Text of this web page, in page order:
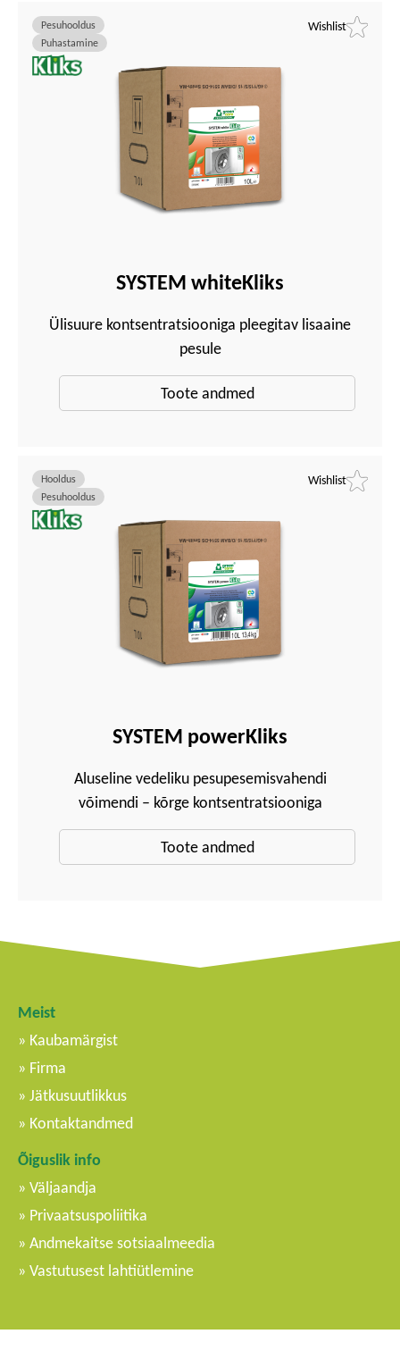
Wishlist
SYSTEM whiteKliks
Ülisuure kontsentratsiooniga pleegitav lisaaine
pesule
Pesuhooldus
Puhastamine
Toote andmed
Wishlist
SYSTEM powerKliks
Aluseline vedeliku pesupesemisvahendi
võimendi – kõrge kontsentratsiooniga
Hooldus
Pesuhooldus
Toote andmed
Meist
Kaubamärgist
Firma
Jätkusuutlikkus
Kontaktandmed
Õiguslik info
Väljaandja
Privaatsuspoliitika
Andmekaitse sotsiaalmeedia
Vastutusest lahtiütlemine